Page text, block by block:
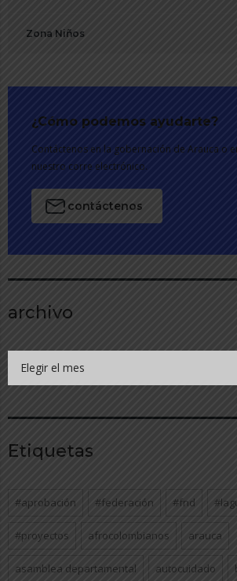
Zona Niños
¿Cómo podemos ayudarte?
Contáctenos en la gobernación de Arauca o
nuestro corre electrónico.
contáctenos
archivo
Elegir el mes
Etiquetas
#aprobación #federación #fnd
#proyectos afrocolombianos arauca
asamblea departamental autocuidado